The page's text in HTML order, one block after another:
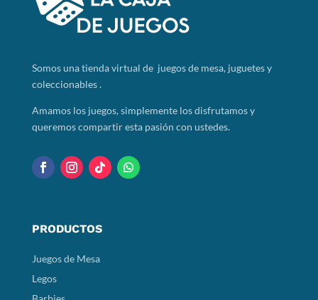
Somosuna tienda virtual de juegos de mesa, juguetes y
coleccionables .
Amamos los juegos, simplemente los disfrutamos y
queremos compartir esta pasión con ustedes.
PRODUCTOS
Juegos de Mesa
Legos